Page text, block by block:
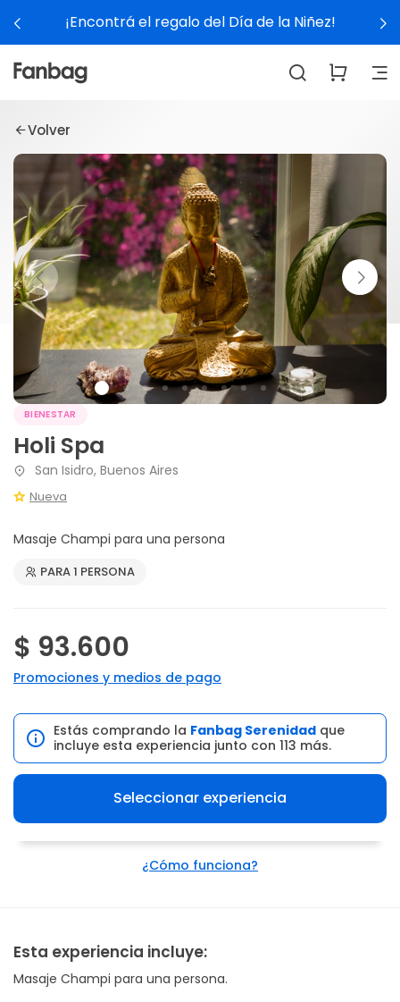
¡Encontrá el regalo del Día de la Niñez!
Volver
BIENESTAR
Holi Spa
San Isidro, Buenos Aires
Nueva
Masaje Champi para una persona
PARA 1 PERSONA
$ 93.600
Promociones y medios de pago
Estás comprando la Fanbag Serenidad que
incluye esta experiencia junto con 113 más.
Seleccionar experiencia
¿Cómo funciona?
Esta experiencia incluye:
Masaje Champi para una persona.